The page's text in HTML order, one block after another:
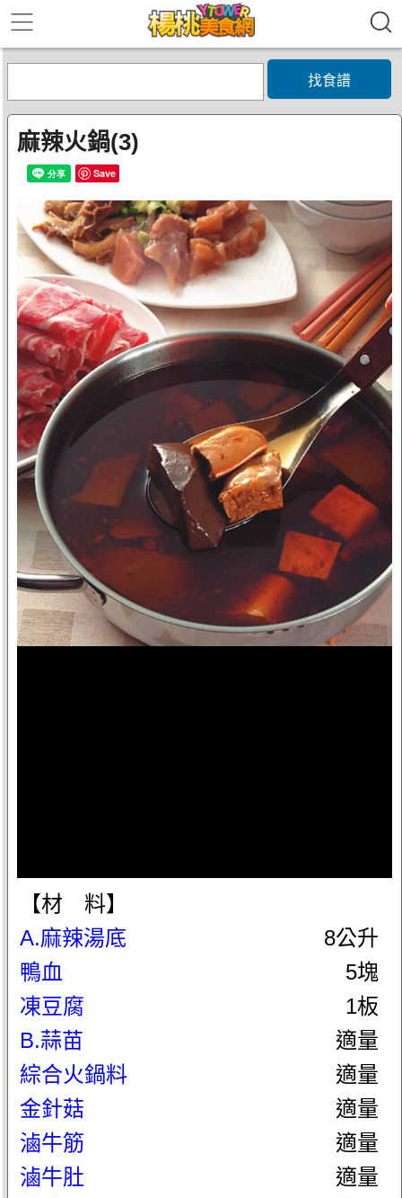
找食譜
麻辣火鍋(3)
Save
【材 料】
A.麻辣湯底
8公升
鴨血
5塊
凍豆腐
1板
B.蒜苗
適量
綜合火鍋料
適量
金針菇
適量
滷牛筋
適量
滷牛肚
適量